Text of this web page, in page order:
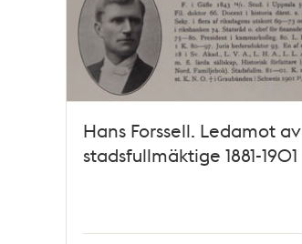
Hans Forssell. Ledamot av
stadsfullmäktige 1881-1901